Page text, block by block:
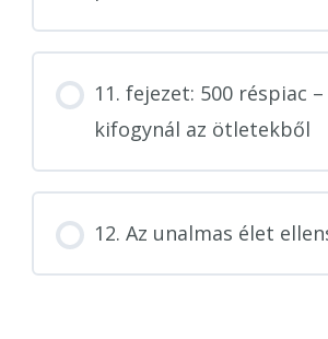
11. fejezet: 500 réspiac
kifogynál az ötletekből
12. Az unalmas élet